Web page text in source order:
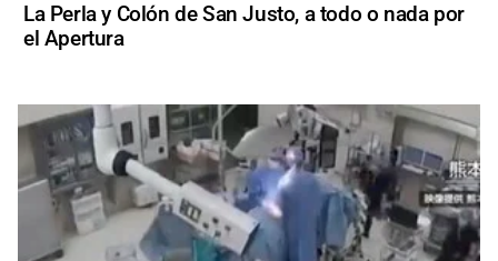
La Perla y Colón de San Justo, a todo o nada por
el Apertura